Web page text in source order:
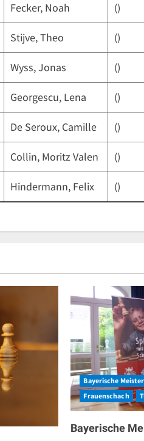
Fecker, Noah ()
Stijve, Theo ()
Wyss, Jonas ()
Georgescu, Lena ()
De Seroux, Camille ()
Collin, Moritz Valen ()
Hindermann, Felix ()
Bayerische
Frauenschach
Bayerische